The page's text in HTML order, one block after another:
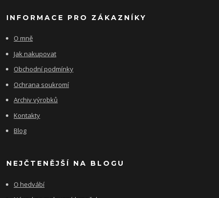
INFORMACE PRO ZÁKAZNÍKY
O mně
Jak nakupovat
Obchodní podmínky
Ochrana soukromí
Archiv výrobků
Kontakty
Blog
NEJČTENĚJŠÍ NA BLOGU
O hedvábí